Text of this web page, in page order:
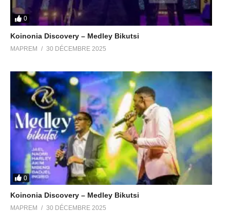
0
Koinonia Discovery – Medley Bikutsi
MAPREM 30 DÉCEMBRE 2025
0
Koinonia Discovery – Medley Bikutsi
MAPREM 30 DÉCEMBRE 2025